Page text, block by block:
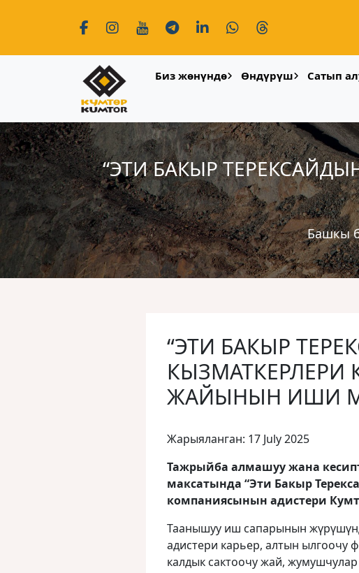
Биз жөнүндө Өндүрүш Сатып
“ЭТИ БАКЫР
Башкы
“ЭТИ БАКЫР
КЫЗМАТКЕРЛЕРИ
ЖАЙЫНЫН ИШИ
Жарыяланган: 17 July 2025
Тажрыйба алмашуу жана
максатында “Эти Бакыр
компаниясынын адистери
Таанышуу иш сапарынын
адистери карьер, алтын ылгоочу
калдык сактоочу жай,